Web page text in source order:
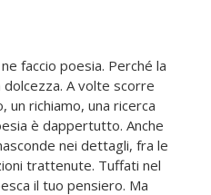
faccio poesia. Perché la
A volte scorre
richiamo, una ricerca
è dappertutto. Anche
nei dettagli, fra le
trattenute. Tuffati nel
il tuo pensiero. Ma